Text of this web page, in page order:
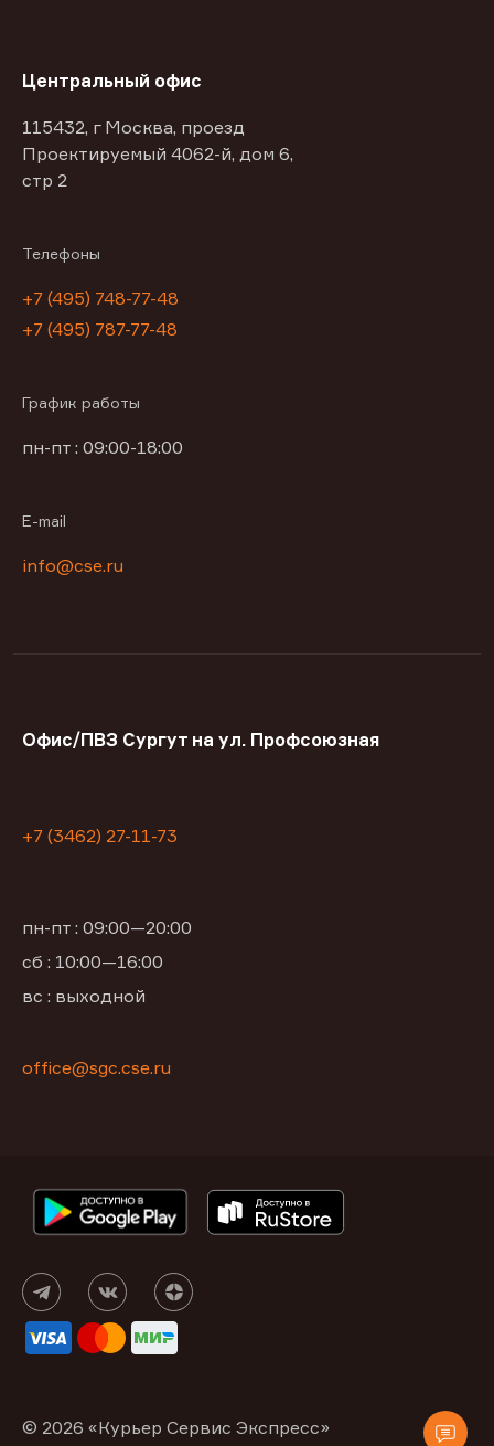
Центральный офис
115432, г Москва, проезд
Проектируемый 4062-й, дом 6,
стр 2
Телефоны
+7 (495) 748-77-48
+7 (495) 787-77-48
График работы
пн-пт : 09:00-18:00
E-mail
info@cse.ru
Офис/ПВЗ Сургут на ул. Профсоюзная
+7 (3462) 27-11-73
пн-пт : 09:00—20:00
сб : 10:00—16:00
вс : выходной
office@sgc.cse.ru
© 2026 «Курьер Сервис Экспресс»